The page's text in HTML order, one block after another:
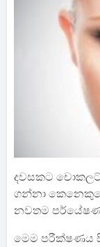
දවසකට
ගන්නා
නවතම
මෙම පරීක්ෂණය